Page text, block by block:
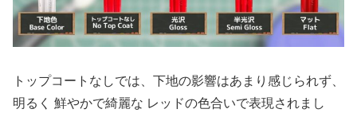
トップコートなしでは、下地の影響はあまり感じられず、
明るく 鮮やかで綺麗な レッドの色合いで表現されまし